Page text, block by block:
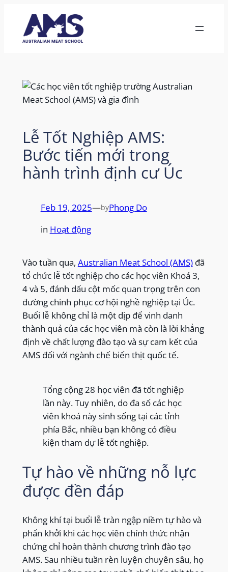
content
Lễ Tốt Nghiệp AMS:
Bước tiến mới trong
hành trình định cư Úc
Feb 19, 2025—byPhong Do
in Hoạt động
Vào tuần qua, Australian Meat School (AMS)đã
tổ chức lễ tốt nghiệp cho các học viên Khoá 3,
4 và 5, đánh dấu cột mốc quan trọng trên con
đường chinh phục cơ hội nghề nghiệp tại Úc.
Buổi lễ không chỉ là một dịp để vinh danh
thành quả của các học viên mà còn là lời khẳng
định về chất lượng đào tạo và sự cam kết của
AMS đối với ngành chế biến thịt quốc tế.
Tổng cộng 28 học viên đã tốt nghiệp
lần này. Tuy nhiên, do đa số các học
viên khoá này sinh sống tại các tỉnh
phía Bắc, nhiều bạn không có điều
kiện tham dự lễ tốt nghiệp.
Tự hào về những nỗ lực
được đền đáp
Không khí tại buổi lễ tràn ngập niềm tự hào và
phấn khởi khi các học viên chính thức nhận
chứng chỉ hoàn thành chương trình đào tạo
AMS. Sau nhiều tuần rèn luyện chuyên sâu, họ